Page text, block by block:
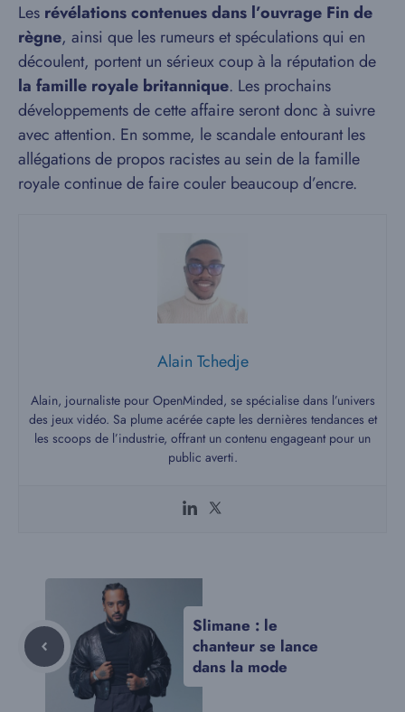
Les révélations contenues dans l’ouvrage Fin de
règne, ainsi que les rumeurs et spéculations qui en
découlent, portent un sérieux coup à la réputation de
la famille royale britannique. Les prochains
développements de cette affaire seront donc à suivre
avec attention. En somme, le scandale entourant les
allégations de propos racistes au sein de la famille
royale continue de faire couler beaucoup d’encre.
Alain Tchedje
Alain, journaliste pour OpenMinded, se spécialise dans l’univers
des jeux vidéo. Sa plume acérée capte les dernières tendances et
les scoops de l’industrie, offrant un contenu engageant pour un
public averti.
Slimane : le
chanteur se lance
dans la mode